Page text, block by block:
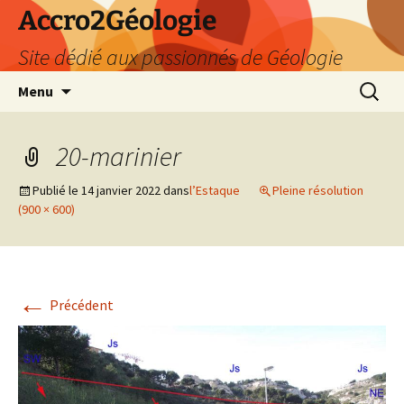
Accro2Géologie
Site dédié aux passionnés de Géologie
Menu
20-marinier
Publié le 14 janvier 2022dansl’Estaque
Pleine résolution
(900 × 600)
← Précédent